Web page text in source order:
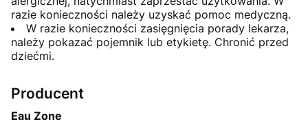
razie konieczności należy uzyskać pomoc medyczną.
W razie konieczności zasięgnięcia porady lekarza,
należy pokazać pojemnik lub etykietę. Chronić przed
dziećmi.
Producent
Eau Zone